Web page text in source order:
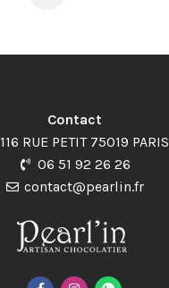
Contact
116 RUE PETIT 75019 PARIS
06 51 92 26 26
contact@pearlin.fr